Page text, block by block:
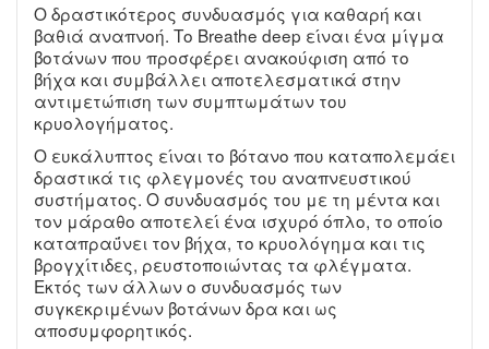
Ο δραστικότερος συνδυασμός για καθαρή και
βαθιά αναπνοή. Το Breathe deep είναι ένα μίγμα
βοτάνων που προσφέρει ανακούφιση από το
βήχα και συμβάλλει αποτελεσματικά στην
αντιμετώπιση των συμπτωμάτων του
κρυολογήματος.
Ο ευκάλυπτος είναι το βότανο που καταπολεμάει
δραστικά τις φλεγμονές του αναπνευστικού
συστήματος. Ο συνδυασμός του με τη μέντα και
τον μάραθο αποτελεί ένα ισχυρό όπλο, το οποίο
καταπραΰνει τον βήχα, το κρυολόγημα και τις
βρογχίτιδες, ρευστοποιώντας τα φλέγματα.
Εκτός των άλλων ο συνδυασμός των
συγκεκριμένων βοτάνων δρα και ως
αποσυμφορητικός.